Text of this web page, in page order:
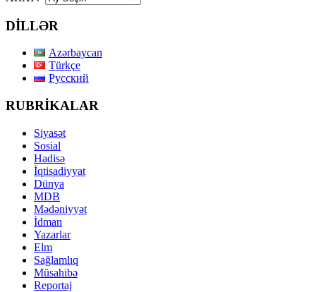
DİLLƏR
Azərbaycan
Türkçe
Русский
RUBRİKALAR
Siyasət
Sosial
Hadisə
İqtisadiyyat
Dünya
MDB
Mədəniyyət
İdman
Yazarlar
Elm
Sağlamlıq
Müsahibə
Reportaj